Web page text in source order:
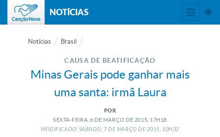
NOTÍCIAS
Notícias Brasil
CAUSA DE BEATIFICAÇÃO
Minas Gerais pode ganhar mais
uma santa: irmã Laura
POR
SEXTA-FEIRA, 6 DE MARÇO DE 2015, 17H18
MODIFICADO: SÁBADO, 7DE MARÇO DE 2015, 10H32